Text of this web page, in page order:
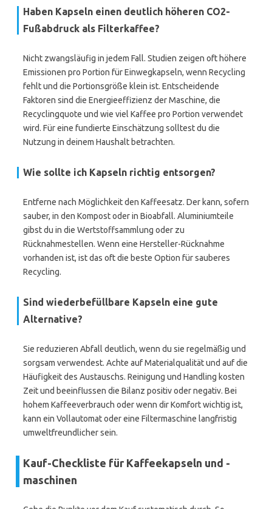
Haben Kapseln einen deutlich höheren CO2-
Fußabdruck als Filterkaffee?
Nicht zwangsläufig in jedem Fall. Studien zeigen oft höhere
Emissionen pro Portion für Einwegkapseln, wenn Recycling
fehlt und die Portionsgröße klein ist. Entscheidende
Faktoren sind die Energieeffizienz der Maschine, die
Recyclingquote und wie viel Kaffee pro Portion verwendet
wird. Für eine fundierte Einschätzung solltest du die
Nutzung in deinem Haushalt betrachten.
Wie sollte ich Kapseln richtig entsorgen?
Entferne nach Möglichkeit den Kaffeesatz. Der kann, sofern
sauber, in den Kompost oder in Bioabfall. Aluminiumteile
gibst du in die Wertstoffsammlung oder zu
Rücknahmestellen. Wenn eine Hersteller-Rücknahme
vorhanden ist, ist das oft die beste Option für sauberes
Recycling.
Sind wiederbefüllbare Kapseln eine gute
Alternative?
Sie reduzieren Abfall deutlich, wenn du sie regelmäßig und
sorgsam verwendest. Achte auf Materialqualität und auf die
Häufigkeit des Austauschs. Reinigung und Handling kosten
Zeit und beeinflussen die Bilanz positiv oder negativ. Bei
hohem Kaffeeverbrauch oder wenn dir Komfort wichtig ist,
kann ein Vollautomat oder eine Filtermaschine langfristig
umweltfreundlicher sein.
Kauf-Checkliste für Kaffeekapseln und -
maschinen